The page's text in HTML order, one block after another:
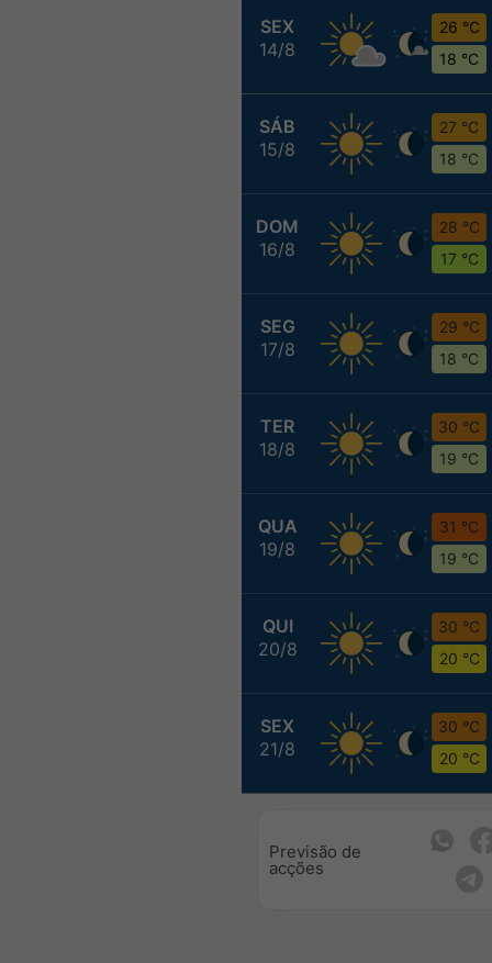
SEX
14/8
26 °C
18 °C
SÁB
15/8
27 °C
18 °C
DOM
16/8
28 °C
17 °C
SEG
17/8
29 °C
18 °C
TER
18/8
30 °C
19 °C
QUA
19/8
31 °C
19 °C
QUI
20/8
30 °C
20 °C
SEX
21/8
30 °C
20 °C
Previsão de
acções